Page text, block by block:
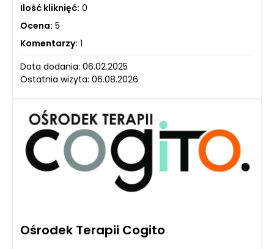
Ilość kliknięć: 0
Ocena: 5
Komentarzy: 1
Data dodania: 06.02.2025
Ostatnia wizyta: 06.08.2026
Ośrodek Terapii Cogito